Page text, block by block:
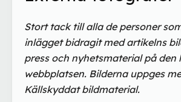
Stort tack till alla de personer
inlägget bidragit med artikelns
press och nyhetsmaterial på den
webbplatsen. Bilderna uppges
Källskyddat bildmaterial.